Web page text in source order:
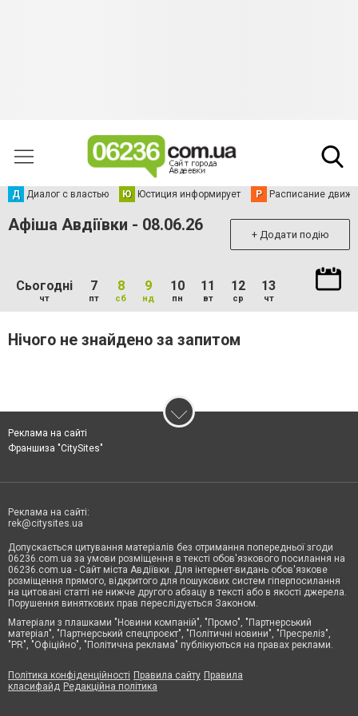
Д Диалог с властью Ю Юстиция информирует Р Расписание
Афіша Авдіївки - 08.06.26 + Додати подію
Сьогодні
чт
7
пт
8
сб
9
нд
10
пн
11
вт
12
ср
13
чт
Нічого не знайдено за запитом
Реклама на сайті
Франшиза "CitySites"
Реклама на сайті:
rek@citysites.ua
Допускається цитування матеріалів без отримання попередньої згоди
06236.com.ua за умови розміщення в тексті обов'язкового посилання на
06236.com.ua - Сайт міста Авдіївки. Для інтернет-видань обов'язкове
розміщення прямого, відкритого для пошукових систем гіперпосилання
на цитовані статті не нижче другого абзацу в тексті або в якості джерела.
Порушення виняткових прав переслідується Законом.
Матеріали з плашками "Новини компаній", "Промо", "Партнерський
матеріал", "Партнерський спецпроєкт", "Політичні новини", "Пресреліз",
"PR", "Офіційно", "Політична реклама" публікуються на правах реклами.
Політика конфіденційності Правила сайту Правила
класифайд Редакційна політика